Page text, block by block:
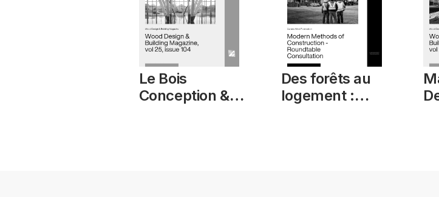
Le Bois
Conception &
Des forêts au
logement :